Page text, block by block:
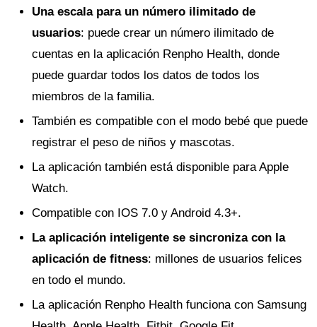
Una escala para un número ilimitado de
usuarios: puede crear un número ilimitado de
cuentas en la aplicación Renpho Health, donde
puede guardar todos los datos de todos los
miembros de la familia.
También es compatible con el modo bebé que puede
registrar el peso de niños y mascotas.
La aplicación también está disponible para Apple
Watch.
Compatible con IOS 7.0 y Android 4.3+.
La aplicación inteligente se sincroniza con la
aplicación de fitness: millones de usuarios felices
en todo el mundo.
La aplicación Renpho Health funciona con Samsung